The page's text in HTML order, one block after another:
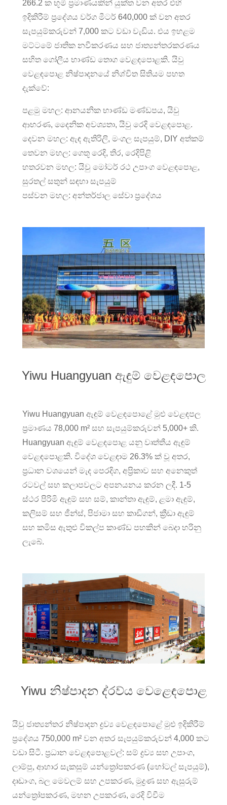
266.2 ක භූමි ප්‍රමාණයකින් යුක්ත වන අතර එහි
ඉදිකිරීම් ප්‍රදේශය වර්ග මීටර් 640,000 ක් වන අතර
සැපයුම්කරුවන් 7,000 කට වඩා වැඩිය. එය ඉහළම
මට්ටමේ ජාතික නවීකරණය සහ ජාත්‍යන්තරකරණය
සහිත ගෝලීය භාණ්ඩ තොග වෙළඳපොළකි. යිවු
වෙළඳපොළ නිෂ්පාදනයේ නිශ්චිත සිතියම පහත
දැක්වේ:
පළමු මහල: ආනයනික භාණ්ඩ මණ්ඩපය, යිවු
ආභරණ, දෛනික අවශ්‍යතා, යිවු රෙදි වෙළඳපොළ.
දෙවන මහල: ඇඳ ඇතිරිලි, මංගල සැපයුම්, DIY අත්කම්
තෙවන මහල: ගෙතූ රෙදි, තිර, රෙදිපිළි
හතරවන මහල: යිවු මෝටර් රථ උපාංග වෙළඳපොළ,
සුරතල් සතුන් සඳහා සැපයුම්
පස්වන මහල: අන්තර්ජාල සේවා ප්‍රදේශය
Yiwu Huangyuan ඇඳුම් වෙළඳපොල
Yiwu Huangyuan ඇඳුම් වෙළඳපොළේ මුළු වෙළඳපල
ප්‍රමාණය 78,000 m² සහ සැපයුම්කරුවන් 5,000+ කි.
Huangyuan ඇඳුම් වෙළඳපොළ යනු වෘත්තීය ඇඳුම්
වෙළඳපොළකි. විදේශ වෙළඳාම 26.3% ක් වූ අතර,
ප්‍රධාන වශයෙන් මැද පෙරදිග, අප්‍රිකාව සහ අනෙකුත්
රටවල් සහ කලාපවලට අපනයනය කරන ලදී. 1-5
ස්ථර පිරිමි ඇඳුම් සහ සම්, කාන්තා ඇඳුම්, ළමා ඇඳුම්,
කලිසම් සහ ජීන්ස්, පිජාමා සහ කාඩිගන්, ක්‍රීඩා ඇඳුම්
සහ කමිස ඇතුළු විකල්ප කාණ්ඩ පහකින් බෙදා හරිනු
ලැබේ.
Yiwu නිෂ්පාදන ද්රව්ය වෙළෙඳපොළ
යිවු ජාත්‍යන්තර නිෂ්පාදන ද්‍රව්‍ය වෙළඳපොළේ මුළු ඉදිකිරීම්
ප්‍රදේශය 750,000 m² වන අතර සැපයුම්කරුවන් 4,000 කට
වඩා සිටී. ප්‍රධාන වෙළඳපොළවල්: සම් ද්‍රව්‍ය සහ උපාංග,
ලාම්පු, ආහාර සැකසුම් යන්ත්‍රෝපකරණ (හෝටල් සැපයුම්),
දෘඩාංග, බල මෙවලම් සහ උපකරණ, මුද්‍රණ සහ ඇසුරුම්
යන්ත්‍රෝපකරණ, මහන උපකරණ, රෙදි විවීම